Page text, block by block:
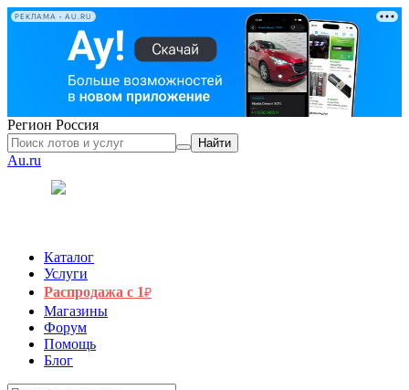
РЕКЛАМА • AU.RU
Регион Россия
Найти
Au.ru
Каталог
Услуги
Распродажа с 1₽
Магазины
Форум
Помощь
Блог